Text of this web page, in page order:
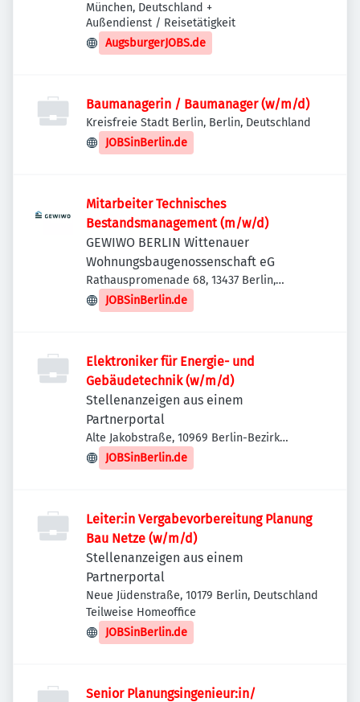
München, Deutschland +
Außendienst / Reisetätigkeit
AugsburgerJOBS.de
Baumanagerin / Baumanager (w/m/d)
Kreisfreie Stadt Berlin, Berlin, Deutschland
JOBSinBerlin.de
Mitarbeiter Technisches
Bestandsmanagement (m/w/d)
GEWIWO BERLIN Wittenauer
Wohnungsbaugenossenschaft eG
Rathauspromenade 68, 13437 Berlin,
Deutschland
JOBSinBerlin.de
Elektroniker für Energie- und
Gebäudetechnik (w/m/d)
Stellenanzeigen aus einem
Partnerportal
Alte Jakobstraße, 10969 Berlin-Bezirk
Friedrichshain-Kreuzberg, Deutschland
JOBSinBerlin.de
Leiter:in Vergabevorbereitung Planung
Bau Netze (w/m/d)
Stellenanzeigen aus einem
Partnerportal
Neue Jüdenstraße, 10179 Berlin, Deutschland
Teilweise Homeoffice
JOBSinBerlin.de
Senior Planungsingenieur:in/